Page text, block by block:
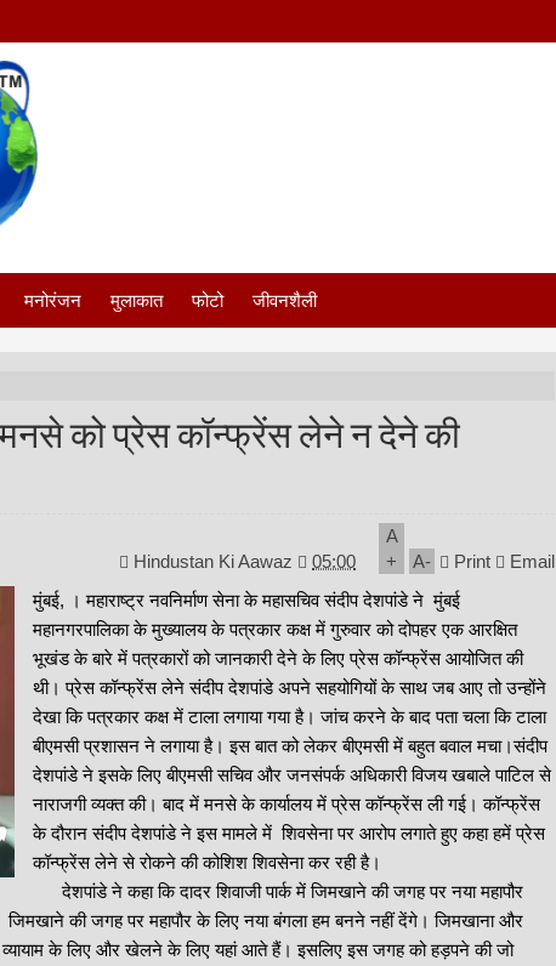
मनोरंजन मुलाकात फोटो जीवनशैली
मनसे को प्रेस कॉन्फ्रेंस लेने न देने की
Hindustan Ki Aawaz 05:00
A
+
A- Print
Email
मुंबई, । महाराष्ट्र नवनिर्माण सेना के महासचिव संदीप देशपांडे ने मुंबई
महानगरपालिका के मुख्यालय के पत्रकार कक्ष में गुरुवार को दोपहर एक आरक्षित
भूखंड के बारे में पत्रकारों को जानकारी देने के लिए प्रेस कॉन्फ्रेंस आयोजित की
थी। प्रेस कॉन्फ्रेंस लेने संदीप देशपांडे अपने सहयोगियों के साथ जब आए तो उन्होंने
देखा कि पत्रकार कक्ष में टाला लगाया गया है। जांच करने के बाद पता चला कि टाला
बीएमसी प्रशासन ने लगाया है। इस बात को लेकर बीएमसी में बहुत बवाल मचा।संदीप
देशपांडे ने इसके लिए बीएमसी सचिव और जनसंपर्क अधिकारी विजय खबाले पाटिल से
नाराजगी व्यक्त की। बाद में मनसे के कार्यालय में प्रेस कॉन्फ्रेंस ली गई। कॉन्फ्रेंस
के दौरान संदीप देशपांडे ने इस मामले में शिवसेना पर आरोप लगाते हुए कहा हमें प्रेस
कॉन्फ्रेंस लेने से रोकने की कोशिश शिवसेना कर रही है।
देशपांडे ने कहा कि दादर शिवाजी पार्क में जिमखाने की जगह पर नया महापौर
की जगह पर महापौर के लिए नया बंगला हम बनने नहीं देंगे। जिमखाना और
के लिए और खेलने के लिए यहां आते हैं। इसलिए इस जगह को हड़पने की जो